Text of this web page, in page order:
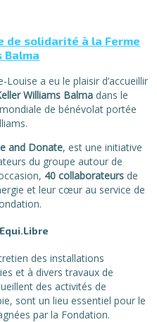
de solidarité à la Ferme
Balma
a eu le plaisir d’accueillir
Williams Balma dans le
de bénévolat portée
and Donate, est une initiative
du groupe autour de
40 collaborateurs de
et leur cœur au service de
des installations
et à divers travaux de
des activités de
sont un lieu essentiel pour le
par la Fondation.